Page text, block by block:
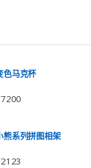
色马克杯
熊系列拼图相架